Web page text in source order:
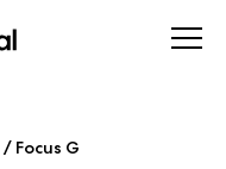
/ Focus G